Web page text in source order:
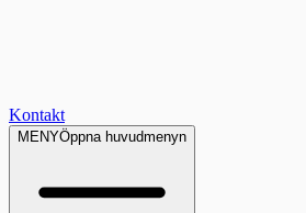
Kontakt
MENYÖppna huvudmenyn